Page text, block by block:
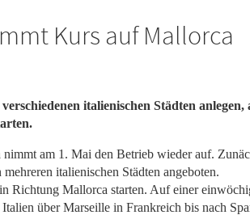
Kurs auf Mallorca
italienischen Städten anlegen,
am 1. Mai den Betrieb wieder auf.
italienischen Städten angeboten.
Richtung Mallorca starten. Auf einer
über Marseille in Frankreich bis nach